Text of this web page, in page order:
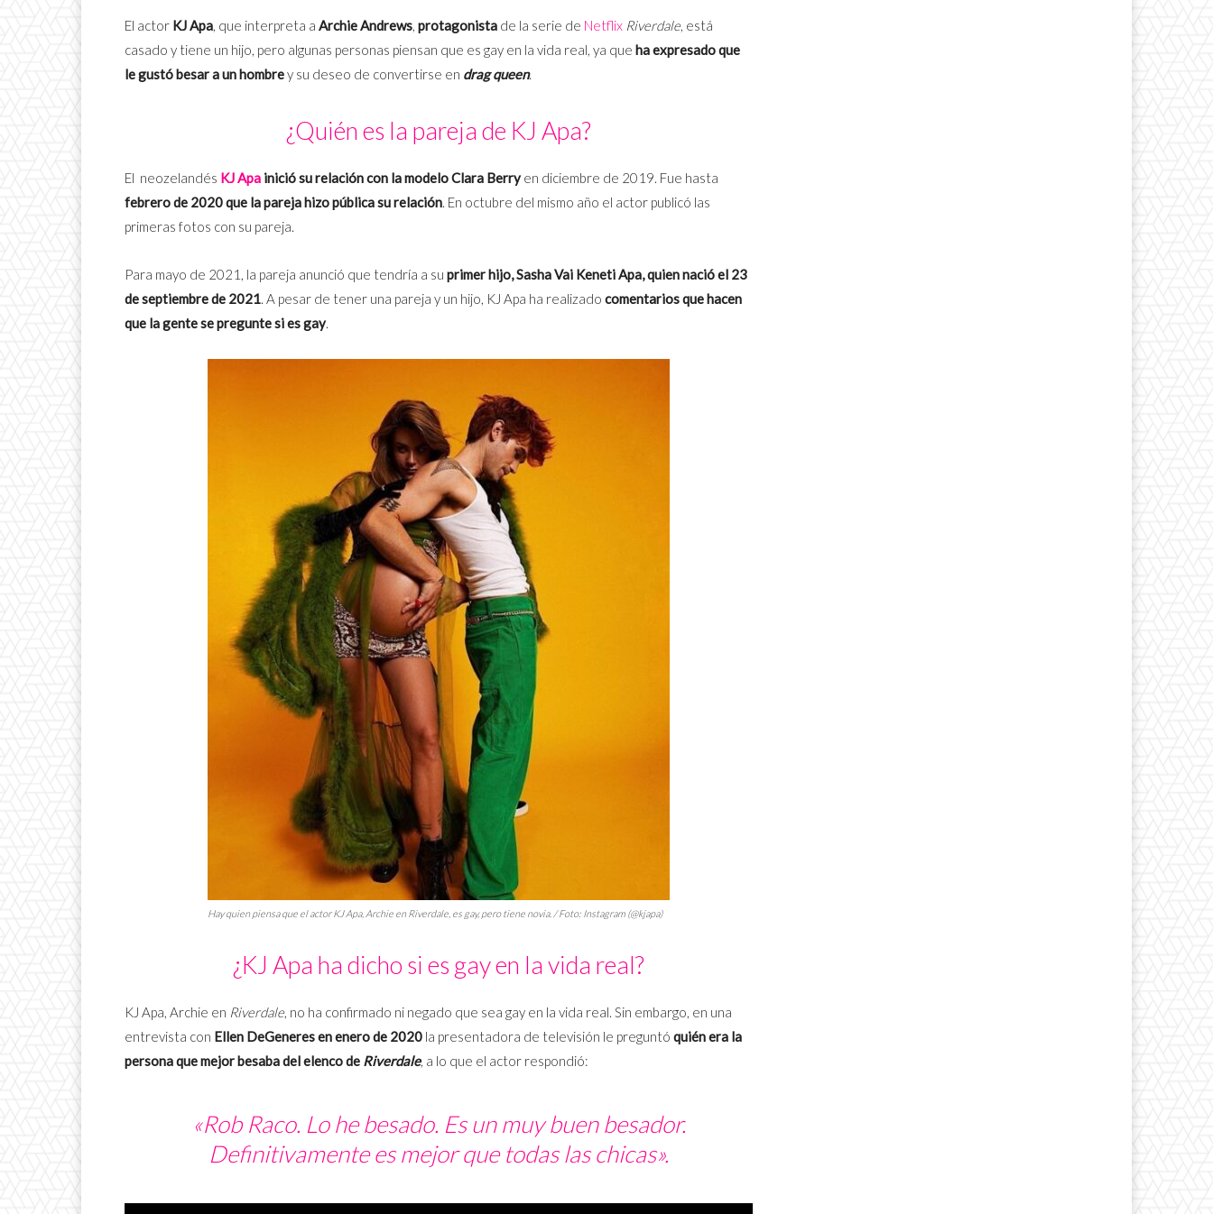
El actor KJ Apa, que interpreta a Archie Andrews, protagonista de la serie de Netflix Riverdale, está
casado y tiene un hijo, pero algunas personas piensan que es gay en la vida real, ya que ha expresado que
le gustó besar a un hombrey su deseo de convertirse en drag queen.
¿Quién es la pareja de KJ Apa?
El neozelandés KJ Apa inició su relación con la modelo Clara Berryen diciembre de 2019. Fue hasta
febrero de 2020 que la pareja hizo pública su relación. En octubre del mismo año el actor publicó las
primeras fotos con su pareja.
Para mayo de 2021, la pareja anunció que tendría a su primer hijo, Sasha Vai Keneti Apa, quien nació el 23
de septiembre de 2021. A pesar de tener una pareja y un hijo, KJ Apa ha realizado comentarios que hacen
que la gente se pregunte si es gay.
Hay quien piensa que el actor KJ Apa, Archie en Riverdale , es gay, pero tiene novia. / Foto: Instagram (@kjapa)
¿KJ Apa ha dicho si es gay en la vida real?
KJ Apa, Archie en Riverdale, no ha confirmado ni negado que sea gay en la vida real. Sin embargo, en una
entrevista con Ellen DeGeneres en enero de 2020 la presentadora de televisión le preguntó quién era la
persona que mejor besaba del elenco de Riverdale, a lo que el actor respondió:
«Rob Raco. Lo he besado. Es un muy buen besador.
Definitivamente es mejor que todas las chicas».